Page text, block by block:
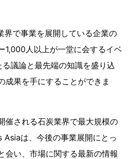
で事業を展開している企業の
1,000人以上が一堂に会するイベ
議論と最先端の知識を盛り込
成果を手にすることができま
催される石炭業界で最大規模の
は、今後の事業展開にとっ
会い、市場に関する最新の情報